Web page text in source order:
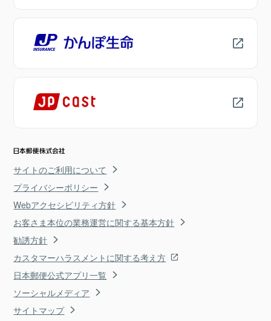
サイトのご利用について
プライバシーポリシー
Webアクセシビリティ方針
お客さま本位の業務運営に関する基本方針
勧誘方針
カスタマーハラスメントに関する考え方
日本郵便公式アプリ一覧
ソーシャルメディア
サイトマップ